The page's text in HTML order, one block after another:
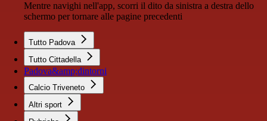
Mentre navighi nell'app, scorri il dito da sinistra a destra dello
schermo per tornare alle pagine precedenti
Tutto Padova
Tutto Cittadella
Padova&amp;dintorni
Calcio Triveneto
Altri sport